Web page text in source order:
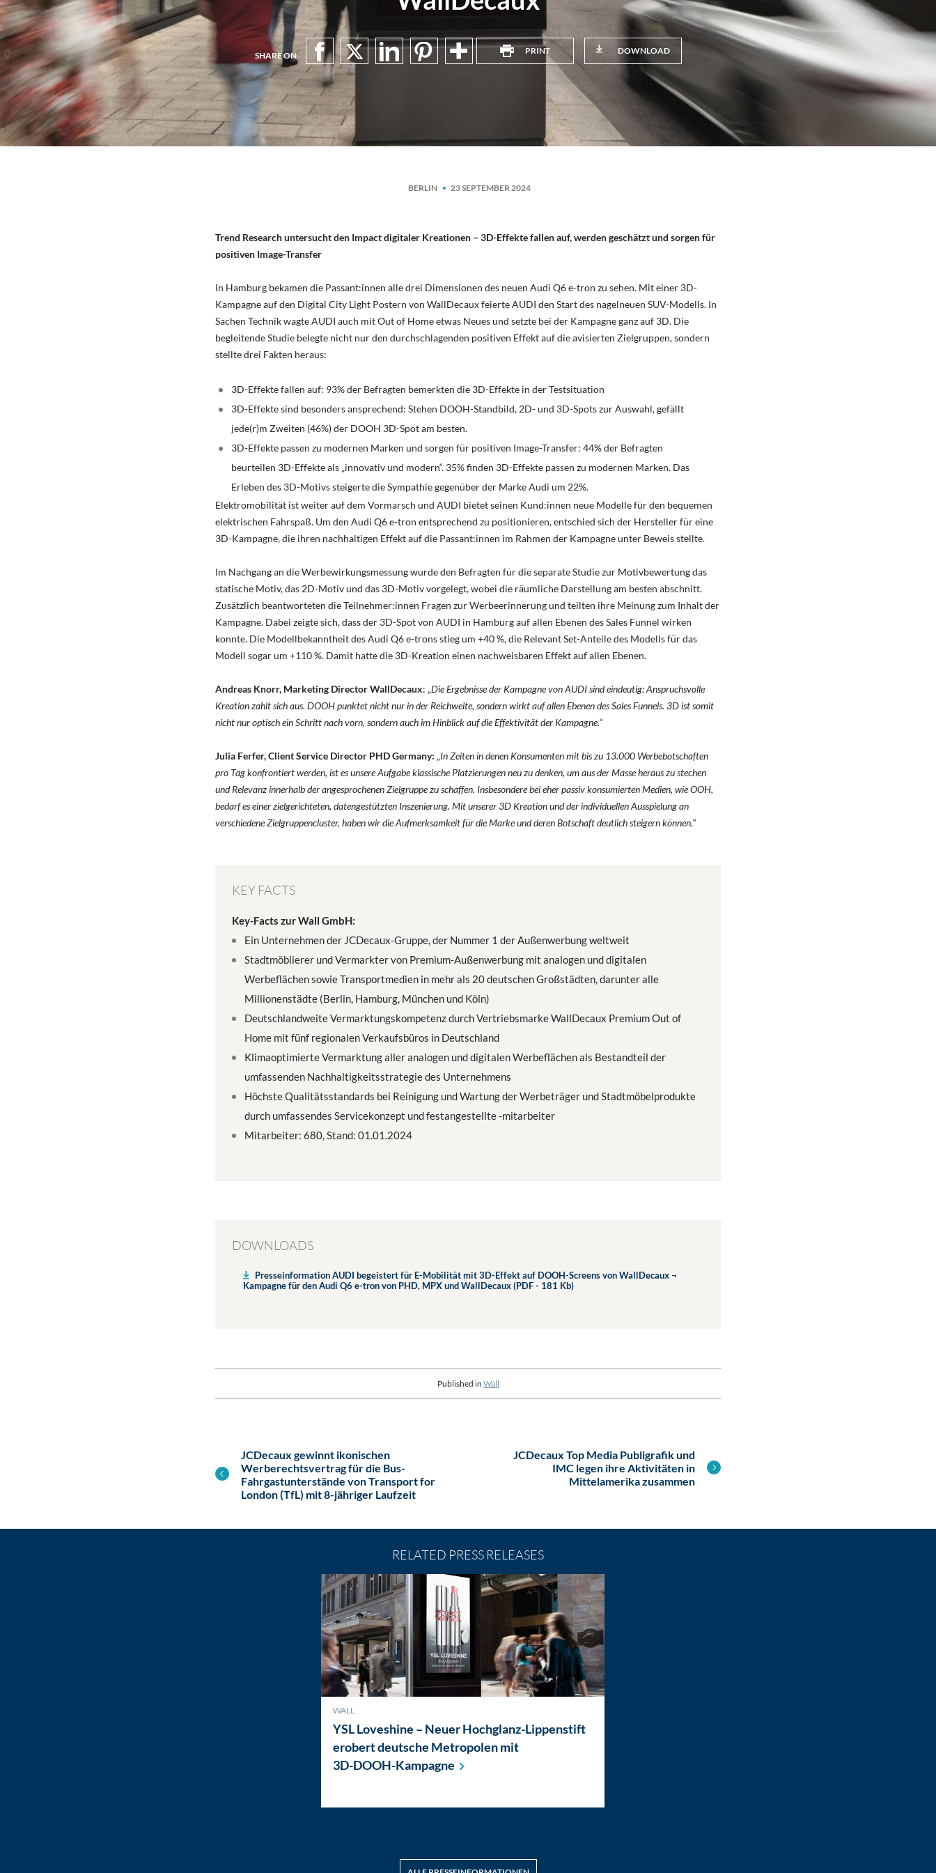
SHARE ON PRINT DOWNLOAD
BERLIN 23 SEPTEMBER 2024
Trend Research untersucht den Impact digitaler Kreationen – 3D-Effekte fallen auf, werden geschätzt und sorgen für
positiven Image-Transfer
In Hamburg bekamen die Passant:innen alle drei Dimensionen des neuen Audi Q6 e-tron zu sehen. Mit einer 3D-
Kampagne auf den Digital City Light Postern von WallDecaux feierte AUDI den Start des nagelneuen SUV-Modells. In
Sachen Technik wagte AUDI auch mit Out of Home etwas Neues und setzte bei der Kampagne ganz auf 3D. Die
begleitende Studie belegte nicht nur den durchschlagenden positiven Effekt auf die avisierten Zielgruppen, sondern
stellte drei Fakten heraus:
3D-Effekte fallen auf: 93% der Befragten bemerkten die 3D-Effekte in der Testsituation
3D-Effekte sind besonders ansprechend: Stehen DOOH-Standbild, 2D- und 3D-Spots zur Auswahl, gefällt
jede(r)m Zweiten (46%) der DOOH 3D-Spot am besten.
3D-Effekte passen zu modernen Marken und sorgen für positiven Image-Transfer: 44% der Befragten
beurteilen 3D-Effekte als „innovativ und modern“. 35% finden 3D-Effekte passen zu modernen Marken. Das
Erleben des 3D-Motivs steigerte die Sympathie gegenüber der Marke Audi um 22%.
Elektromobilität ist weiter auf dem Vormarsch und AUDI bietet seinen Kund:innen neue Modelle für den bequemen
elektrischen Fahrspaß. Um den Audi Q6 e-tron entsprechend zu positionieren, entschied sich der Hersteller für eine
3D-Kampagne, die ihren nachhaltigen Effekt auf die Passant:innen im Rahmen der Kampagne unter Beweis stellte.
Im Nachgang an die Werbewirkungsmessung wurde den Befragten für die separate Studie zur Motivbewertung das
statische Motiv, das 2D-Motiv und das 3D-Motiv vorgelegt, wobei die räumliche Darstellung am besten abschnitt.
Zusätzlich beantworteten die Teilnehmer:innen Fragen zur Werbeerinnerung und teilten ihre Meinung zum Inhalt der
Kampagne. Dabei zeigte sich, dass der 3D-Spot von AUDI in Hamburg auf allen Ebenen des Sales Funnel wirken
konnte. Die Modellbekanntheit des Audi Q6 e-trons stieg um +40 %, die Relevant Set-Anteile des Modells für das
Modell sogar um +110 %. Damit hatte die 3D-Kreation einen nachweisbaren Effekt auf allen Ebenen.
Andreas Knorr, Marketing Director WallDecaux: „Die Ergebnisse der Kampagne von AUDI sind eindeutig: Anspruchsvolle
Kreation zahlt sich aus. DOOH punktet nicht nur in der Reichweite, sondern wirkt auf allen Ebenen des Sales Funnels. 3D ist somit
nicht nur optisch ein Schritt nach vorn, sondern auch im Hinblick auf die Effektivität der Kampagne.“
Julia Ferfer, Client Service Director PHD Germany: „In Zeiten in denen Konsumenten mit bis zu 13.000 Werbebotschaften
pro Tag konfrontiert werden, ist es unsere Aufgabe klassische Platzierungen neu zu denken, um aus der Masse heraus zu stechen
und Relevanz innerhalb der angesprochenen Zielgruppe zu schaffen. Insbesondere bei eher passiv konsumierten Medien, wie OOH,
bedarf es einer zielgerichteten, datengestützten Inszenierung. Mit unserer 3D Kreation und der individuellen Ausspielung an
verschiedene Zielgruppencluster, haben wir die Aufmerksamkeit für die Marke und deren Botschaft deutlich steigern können.“
KEY FACTS
Key-Facts zur Wall GmbH:
Ein Unternehmen der JCDecaux-Gruppe, der Nummer 1 der Außenwerbung weltweit
Stadtmöblierer und Vermarkter von Premium-Außenwerbung mit analogen und digitalen
Werbeflächen sowie Transportmedien in mehr als 20 deutschen Großstädten, darunter alle
Millionenstädte (Berlin, Hamburg, München und Köln)
Deutschlandweite Vermarktungskompetenz durch Vertriebsmarke WallDecaux Premium Out of
Home mit fünf regionalen Verkaufsbüros in Deutschland
Klimaoptimierte Vermarktung aller analogen und digitalen Werbeflächen als Bestandteil der
umfassenden Nachhaltigkeitsstrategie des Unternehmens
Höchste Qualitätsstandards bei Reinigung und Wartung der Werbeträger und Stadtmöbelprodukte
durch umfassendes Servicekonzept und festangestellte -mitarbeiter
Mitarbeiter: 680, Stand: 01.01.2024
DOWNLOADS
Presseinformation AUDI begeistert für E-Mobilität mit 3D-Effekt auf DOOH-Screens von WallDecaux ¬
Kampagne für den Audi Q6 e-tron von PHD, MPX und WallDecaux (PDF - 181 Kb)
Published in Wall
JCDecaux gewinnt ikonischen
Werberechtsvertrag für die Bus-
Fahrgastunterstände von Transport for
London (TfL) mit 8-jähriger Laufzeit
JCDecaux Top Media Publigrafik und
IMC legen ihre Aktivitäten in
Mittelamerika zusammen
RELATED PRESS RELEASES
WALL
YSL Loveshine – Neuer Hochglanz-Lippenstift
erobert deutsche Metropolen mit
3D-DOOH-Kampagne